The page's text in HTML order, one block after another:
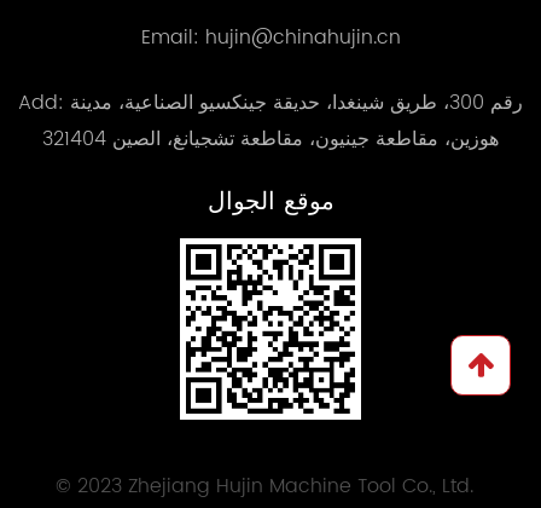
Email: hujin@chinahujin.cn
Add: رقم 300، طريق شينغدا، حديقة جينكسيو الصناعية، مدينة
هوزين، مقاطعة جينيون، مقاطعة تشجيانغ، الصين 321404
موقع الجوال
© 2023 Zhejiang Hujin Machine Tool Co., Ltd.